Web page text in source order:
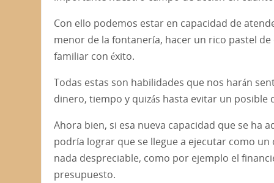
Con ello podemos estar en capacidad de
menor de la fontanería, hacer un rico pastel
familiar con éxito.
Todas estas son habilidades que nos harán
dinero, tiempo y quizás hasta evitar un posible
Ahora bien, si esa nueva capacidad que se ha
podría lograr que se llegue a ejecutar como
nada despreciable, como por ejemplo el
presupuesto.